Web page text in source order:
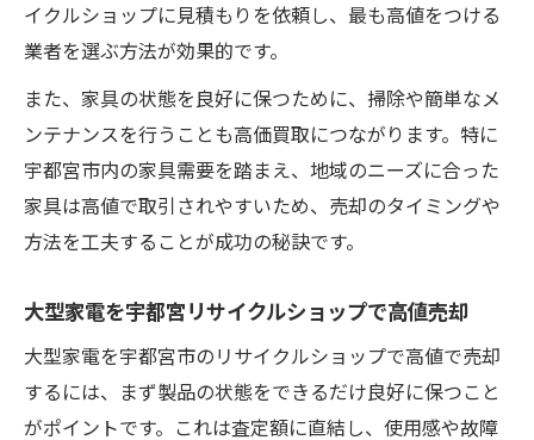
イクルショップに見積もりを依頼し、最も高値をつける
業者を選ぶ方法が効果的です。
また、家具の状態を良好に保つために、掃除や簡単なメ
ンテナンスを行うことも高価買取につながります。特に
宇都宮市内の家具需要を踏まえ、地域のニーズに合った
家具は高値で取引されやすいため、売却のタイミングや
方法を工夫することが成功の秘訣です。
大型家電を宇都宮リサイクルショップで高値売却
大型家電を宇都宮市のリサイクルショップで高値で売却
するには、まず製品の状態をできるだけ良好に保つこと
がポイントです。これは査定額に直結し、使用感や故障